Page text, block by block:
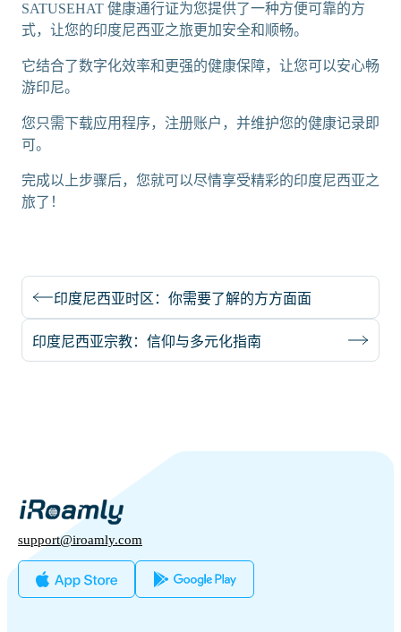
SATUSEHAT 健康通行证为您提供了一种方便可靠的方
式，让您的印度尼西亚之旅更加安全和顺畅。
它结合了数字化效率和更强的健康保障，让您可以安心畅
游印尼。
您只需下载应用程序，注册账户，并维护您的健康记录即
可。
完成以上步骤后，您就可以尽情享受精彩的印度尼西亚之
旅了！
印度尼西亚时区：你需要了解的方方面面
印度尼西亚宗教：信仰与多元化指南
support@iroamly.com